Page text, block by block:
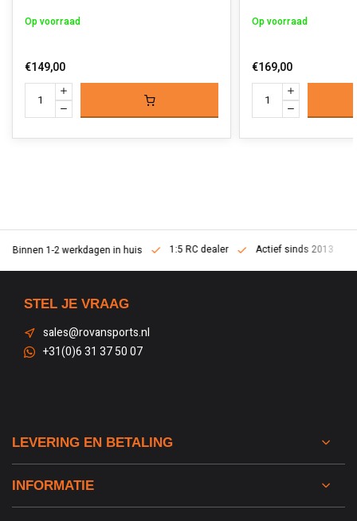
Op voorraad
€149,00
Op voorraad
€169,00
Binnen 1-2 werkdagen in huis 1:5 RC dealer Actief sinds 2013
STEL JE VRAAG
sales@rovansports.nl
+31(0)6 31 37 50 07
LEVERING EN BETALING
INFORMATIE